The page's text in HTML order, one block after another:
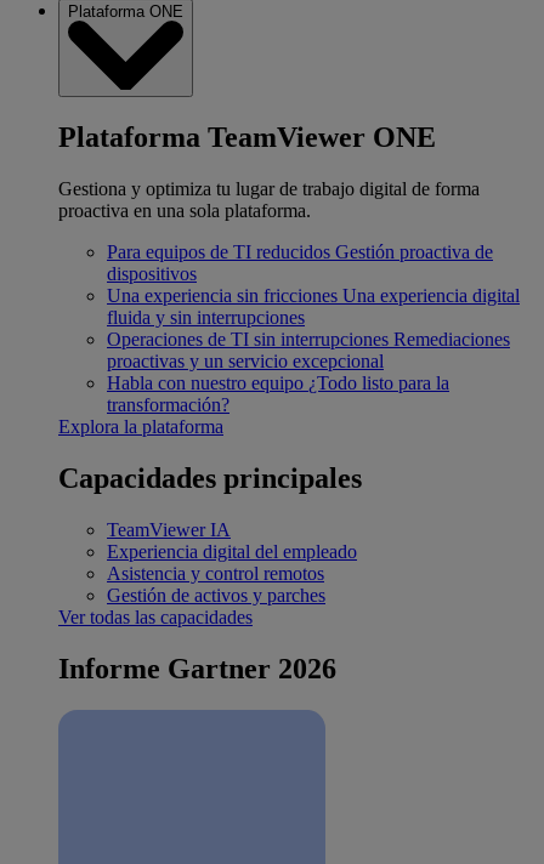
Plataforma ONE
Plataforma TeamViewer ONE
Gestiona y optimiza tu lugar de trabajo digital de forma
proactiva en una sola plataforma.
Para equipos de TI reducidos Gestión proactiva de
dispositivos
Una experiencia sin fricciones Una experiencia digital
fluida y sin interrupciones
Operaciones de TI sin interrupciones Remediaciones
proactivas y un servicio excepcional
Habla con nuestro equipo ¿Todo listo para la
transformación?
Explora la plataforma
Capacidades principales
TeamViewer IA
Experiencia digital del empleado
Asistencia y control remotos
Gestión de activos y parches
Ver todas las capacidades
Informe Gartner 2026